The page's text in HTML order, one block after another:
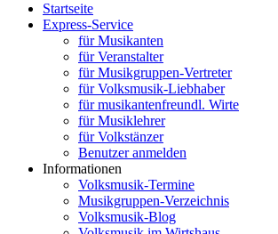
Startseite
Express-Service
für Musikanten
für Veranstalter
für Musikgruppen-Vertreter
für Volksmusik-Liebhaber
für musikantenfreundl. Wirte
für Musiklehrer
für Volkstänzer
Benutzer anmelden
Informationen
Volksmusik-Termine
Musikgruppen-Verzeichnis
Volksmusik-Blog